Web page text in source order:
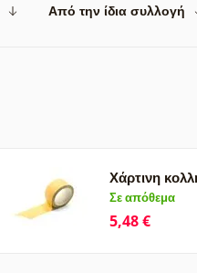
Από την ίδια συλλογή
Χάρτινη
Σε απόθεμα
5,48 €